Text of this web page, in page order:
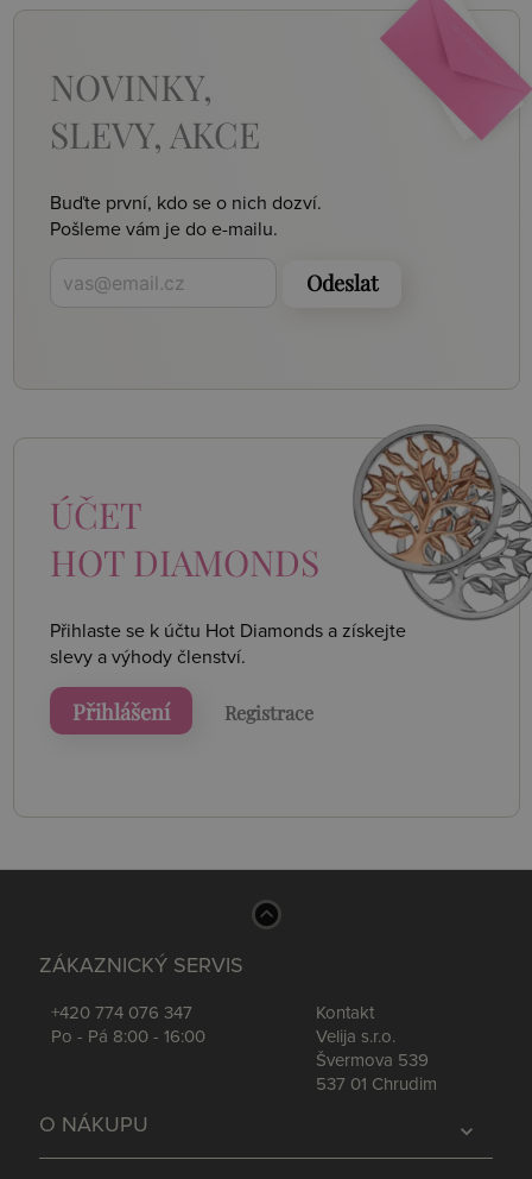
NOVINKY,
SLEVY, AKCE
Buďte první, kdo se o nich dozví.
Pošleme vám je do e-mailu.
Odeslat
ÚČET
HOT DIAMONDS
Přihlaste se k účtu Hot Diamonds a získejte
slevy a výhody členství.
Přihlášení Registrace
ZÁKAZNICKÝ SERVIS
+420 774 076 347
Po - Pá 8:00 - 16:00
Kontakt
Velija s.r.o.
Švermova 539
537 01 Chrudim
expand_more
O NÁKUPU